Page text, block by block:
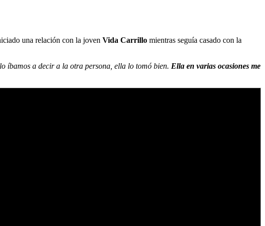
una relación con la joven Vida Carrillo mientras seguía casado con la
íbamos a decir a la otra persona, ella lo tomó bien. Ella en varias ocasiones me